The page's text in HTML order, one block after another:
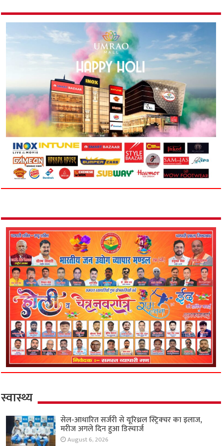
स्वास्थ्य
सेल-आधारित सर्जरी से यूरिथ्रल स्ट्रिक्चर का इलाज,
मरीज अगले दिन हुआ डिस्चार्ज
August 6, 2026